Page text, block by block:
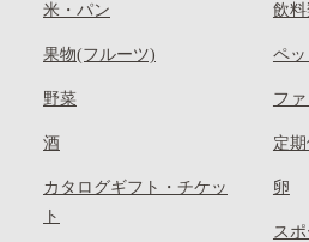
米・パン
果物(フルーツ)
野菜
酒
カタログギフト・チケッ
ト
飲料
ペ
フ
定期
卵
ス